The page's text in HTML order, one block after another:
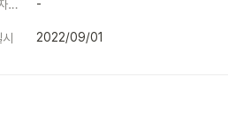
기여항목(기획&디자인) -
2022/09/01